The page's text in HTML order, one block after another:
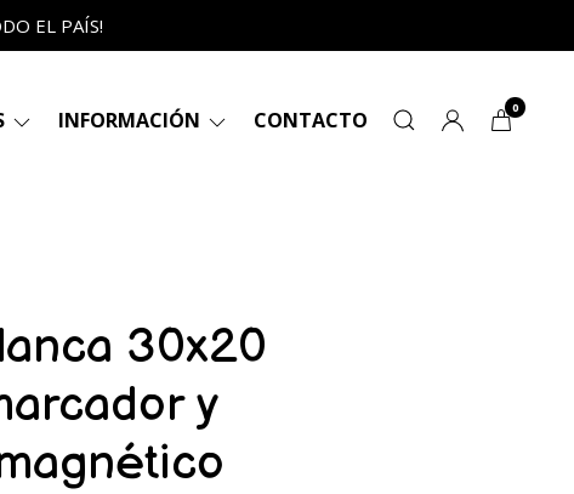
EL PAÍS!
INFORMACIÓN CONTACTO 0
30x20
y